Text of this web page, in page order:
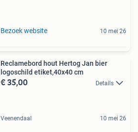
Bezoek website 10 mei 26
Reclamebord hout Hertog Jan bier
logoschild etiket,40x40 cm
€ 35,00 Details
Veenendaal 10 mei 26